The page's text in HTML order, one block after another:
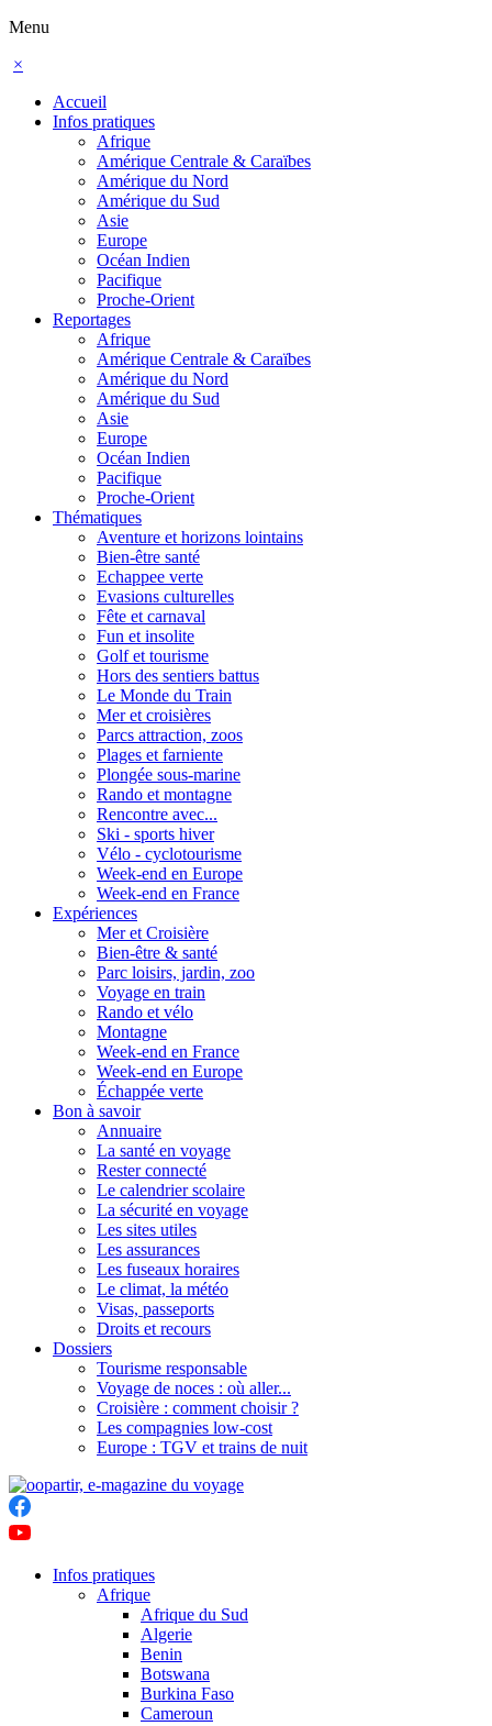
Menu
×
Accueil
Infos pratiques
Afrique
Amérique Centrale & Caraïbes
Amérique du Nord
Amérique du Sud
Asie
Europe
Océan Indien
Pacifique
Proche-Orient
Reportages
Afrique
Amérique Centrale & Caraïbes
Amérique du Nord
Amérique du Sud
Asie
Europe
Océan Indien
Pacifique
Proche-Orient
Thématiques
Aventure et horizons lointains
Bien-être santé
Echappee verte
Evasions culturelles
Fête et carnaval
Fun et insolite
Golf et tourisme
Hors des sentiers battus
Le Monde du Train
Mer et croisières
Parcs attraction, zoos
Plages et farniente
Plongée sous-marine
Rando et montagne
Rencontre avec...
Ski - sports hiver
Vélo - cyclotourisme
Week-end en Europe
Week-end en France
Expériences
Mer et Croisière
Bien-être & santé
Parc loisirs, jardin, zoo
Voyage en train
Rando et vélo
Montagne
Week-end en France
Week-end en Europe
Échappée verte
Bon à savoir
Annuaire
La santé en voyage
Rester connecté
Le calendrier scolaire
La sécurité en voyage
Les sites utiles
Les assurances
Les fuseaux horaires
Le climat, la météo
Visas, passeports
Droits et recours
Dossiers
Tourisme responsable
Voyage de noces : où aller...
Croisière : comment choisir ?
Les compagnies low-cost
Europe : TGV et trains de nuit
Infos pratiques
Afrique
Afrique du Sud
Algerie
Benin
Botswana
Burkina Faso
Cameroun